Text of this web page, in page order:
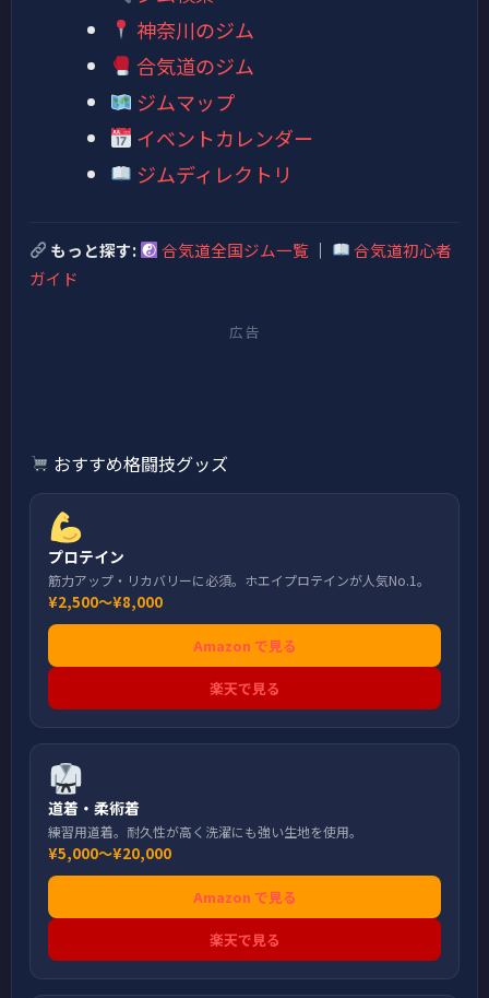
神奈川のジム
合気道のジム
ジムマップ
イベントカレンダー
ジムディレクトリ
もっと探す: 合気道全国ジム一覧 ｜
合気道初心者
ガイド
広告
おすすめ格闘技グッズ
プロテイン
筋力アップ・リカバリーに必須。ホエイプロテインが人気No.1。
¥2,500〜¥8,000
Amazon で見る
楽天で見る
道着・柔術着
練習用道着。耐久性が高く洗濯にも強い生地を使用。
¥5,000〜¥20,000
Amazon で見る
楽天で見る